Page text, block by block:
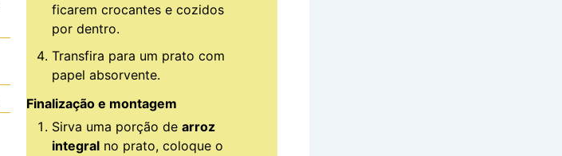
ficarem crocantes e cozidos
por dentro.
Transfira para um prato com
papel absorvente.
Finalização e montagem
Sirva uma porção de arroz
integral no prato, coloque o